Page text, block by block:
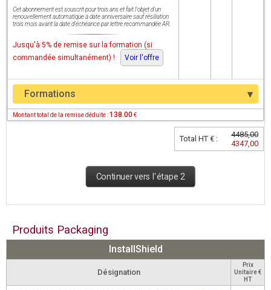
Cet abonnement est souscrit pour trois ans et fait l'objet d'un
renouvellement automatique à date anniversaire sauf résiliation
trois mois avant la date d'échéance par lettre recommandée AR.
Jusqu'à 5% de remise sur la formation (si
commandée simultanément) !
Voir l'offre
Formations
Montant total de la remise déduite :138.00€
Total HT € :
4485,00
4347,00
Continuer vers l'étape 2
Produits Packaging
InstallShield
Désignation
Prix
Unitaire €
HT